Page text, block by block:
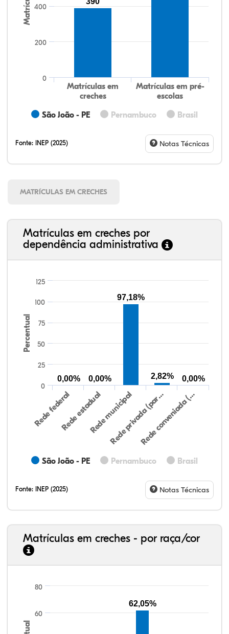
São João - PE Pernambuco Brasil
Matrículas em
creches
Matrículas em pré-
escolas
0
200
400
Fonte: INEP (2025) Notas Técnicas
MATRÍCULAS EM CRECHES
Matrículas em creches por
dependência administrativa
Percentual
São João - PE Pernambuco Brasil
Rede federalRede estadualRede municipal
Rede privada (par…Rede conveniada (…
0
25
50
75
100
125
0,00% 0,00%
97,18%
2,82% 0,00%
Fonte: INEP (2025) Notas Técnicas
Matrículas em creches - por raça/cor
60
80
62,05%